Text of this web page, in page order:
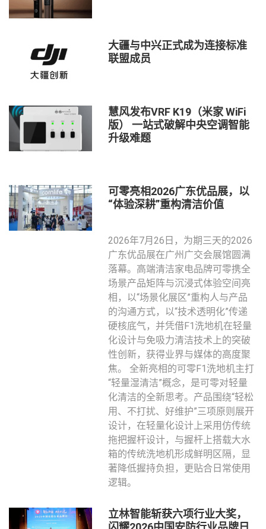
大疆与中兴正式成为连接标准
联盟成员
慧风发布VRF K19（米家 WiFi
版） 一站式破解中央空调智能
升级难题
可零亮相2026广东优品展，以
“体验深耕”重构清洁价值
2026年7月26日，为期三天的2026
广东优品展在广州广交会展馆圆满
落幕。高端清洁家电品牌可零携全
场景产品矩阵与沉浸式体验空间亮
相，以“场景化展区”重构人与产品
的沟通方式，以“技术透明化”传递
硬核底气，并凭借F1洗地机在轻量
化设计与免吸力清洁技术上的突破
性创新，获得业界与媒体的高度聚
焦。 全新亮相的可零F1洗地机主打
“轻量湿清洁”概念，是可零对轻量
化清洁的全新思考。产品围绕“轻松
用、不打扰、好维护”三项原则展开
设计，在轻量化设计上采用仿传统
拖把握杆设计，与握杆上搭载大水
箱的传统洗地机形成鲜明区隔，显
著降低握持负担，更贴合日常使用
逻辑。
立林智能斩获六项行业大奖，